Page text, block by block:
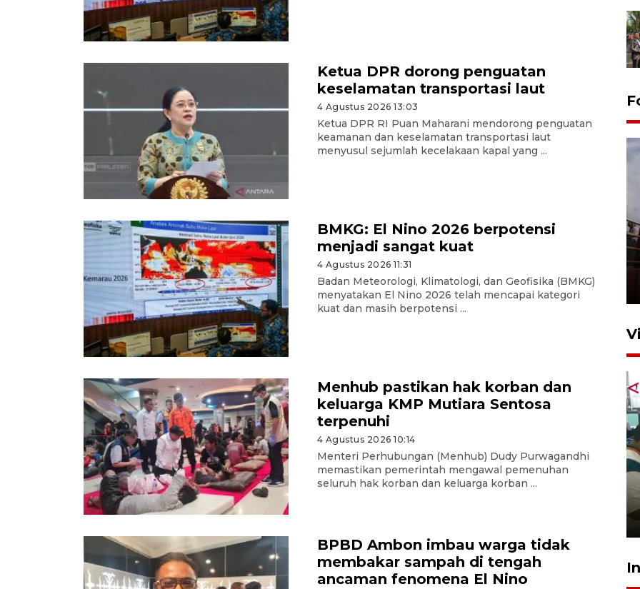
Ketua DPR dorong penguatan
keselamatan transportasi laut
4 Agustus 2026 13:03
Ketua DPR RI Puan Maharani mendorong penguatan
keamanan dan keselamatan transportasi laut
menyusul sejumlah kecelakaan kapal yang ...
BMKG: El Nino 2026 berpotensi
menjadi sangat kuat
4 Agustus 2026 11:31
Badan Meteorologi, Klimatologi, dan Geofisika (BMKG)
menyatakan El Nino 2026 telah mencapai kategori
kuat dan masih berpotensi ...
Menhub pastikan hak korban dan
keluarga KMP Mutiara Sentosa
terpenuhi
4 Agustus 2026 10:14
Menteri Perhubungan (Menhub) Dudy Purwagandhi
memastikan pemerintah mengawal pemenuhan
seluruh hak korban dan keluarga korban ...
BPBD Ambon imbau warga tidak
membakar sampah di tengah
ancaman fenomena El Nino
Unjuk rasa protes penataan
Pasar Higienis
5 Mei 2026 05:32
Ambon ajak semua pihak buka
ruang pada anak di lembaga